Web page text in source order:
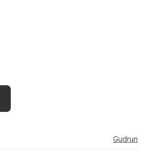
Gudrun